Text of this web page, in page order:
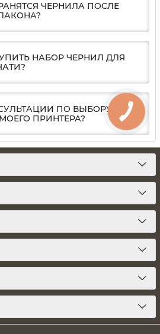
ЧЕРНИЛА ПОСЛЕ
НАБОР ЧЕРНИЛ ДЛЯ
ПО ВЫБОРУ
ПРИНТЕРА?